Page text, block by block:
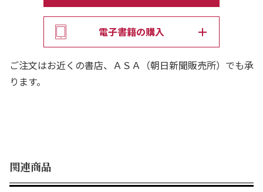
電子書籍の購入
ご注文はお近くの書店、ＡＳＡ（朝日新聞販売所）でも承
ります。
関連商品